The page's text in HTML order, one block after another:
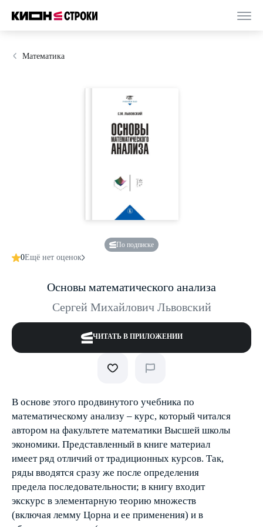
Математика
По подписке
0Ещё нет оценок
Основы математического анализа
Сергей Михайлович Львовский
ЧИТАТЬ В ПРИЛОЖЕНИИ
В основе этого продвинутого учебника по
математическому анализу – курс, который читался
автором на факультете математики Высшей школы
экономики. Представленный в книге материал
имеет ряд отличий от традиционных курсов. Так,
ряды вводятся сразу же после определения
предела последовательности; в книгу входит
экскурс в элементарную теорию множеств
(включая лемму Цорна и ее применения) и в